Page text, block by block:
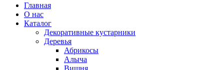
Главная
О нас
Каталог
Декоративные кустарники
Деревья
Абрикосы
Алыча
Вишня